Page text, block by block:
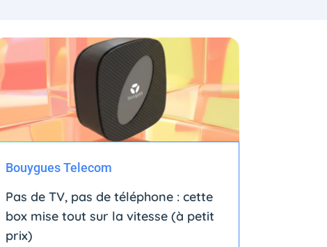
Bouygues Telecom
Pas de TV, pas de téléphone : cette
box mise tout sur la vitesse (à petit
prix)